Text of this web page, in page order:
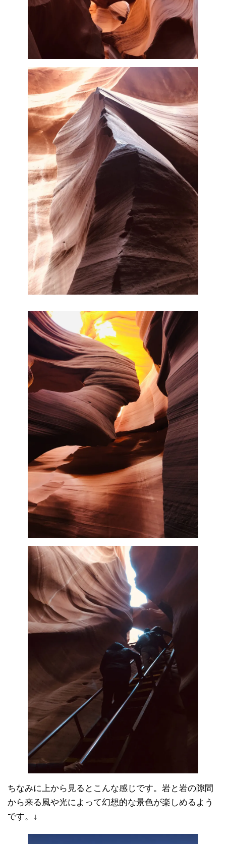
ちなみに上から見るとこんな感じです。岩と岩の隙間
から来る風や光によって幻想的な景色が楽しめるよう
です。↓